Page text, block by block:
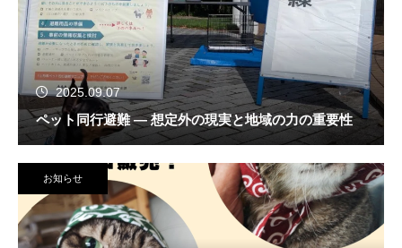
2025.09.07
ペット同行避難 — 想定外の現実と地域の力の重要性
お知らせ